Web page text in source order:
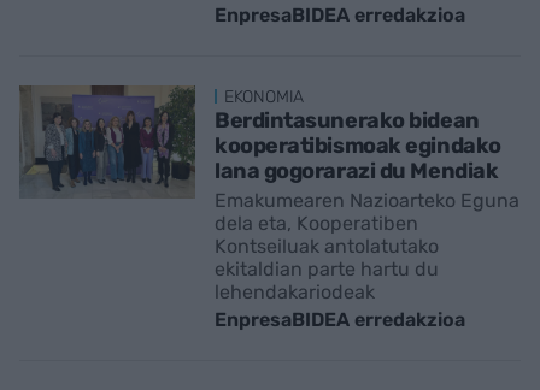
EnpresaBIDEA erredakzioa
EKONOMIA
Berdintasunerako bidean
kooperatibismoak egindako
lana gogorarazi du Mendiak
Emakumearen Nazioarteko Eguna
dela eta, Kooperatiben
Kontseiluak antolatutako
ekitaldian parte hartu du
lehendakariodeak
EnpresaBIDEA erredakzioa